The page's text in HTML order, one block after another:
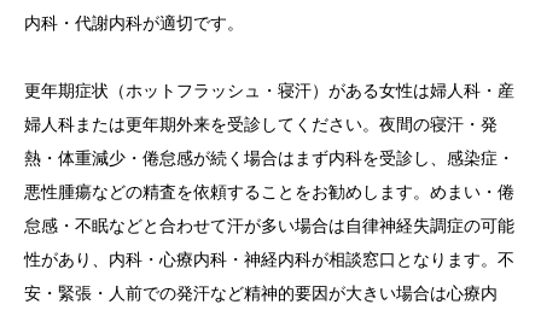
内科・代謝内科が適切です。
更年期症状（ホットフラッシュ・寝汗）がある女性は婦人科・産
婦人科または更年期外来を受診してください。夜間の寝汗・発
熱・体重減少・倦怠感が続く場合はまず内科を受診し、感染症・
悪性腫瘍などの精査を依頼することをお勧めします。めまい・倦
怠感・不眠などと合わせて汗が多い場合は自律神経失調症の可能
性があり、内科・心療内科・神経内科が相談窓口となります。不
安・緊張・人前での発汗など精神的要因が大きい場合は心療内